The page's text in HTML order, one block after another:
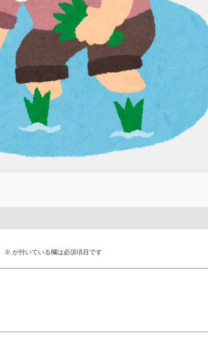
※ が付いている欄は必須項目です